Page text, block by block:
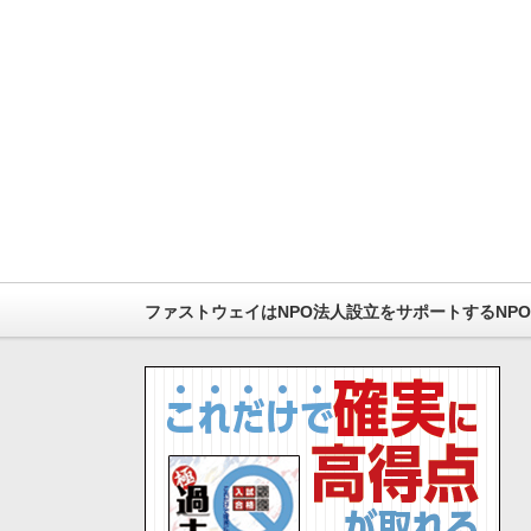
ファストウェイはNPO法人設立をサポートするNPO